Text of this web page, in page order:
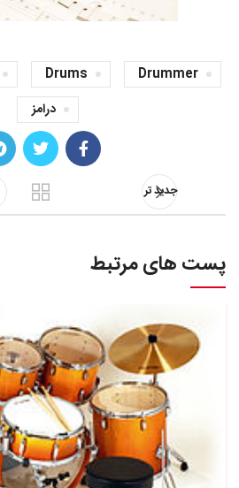
Drummer
Drums
درامز
جدید تر
پست های مرتبط